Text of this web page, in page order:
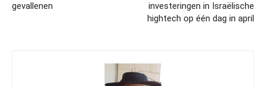
gevallenen
investeringen in Israëlische
hightech op één dag in april